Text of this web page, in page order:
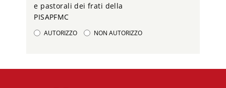
e pastorali dei frati della
PISAPFMC
AUTORIZZO NON AUTORIZZO